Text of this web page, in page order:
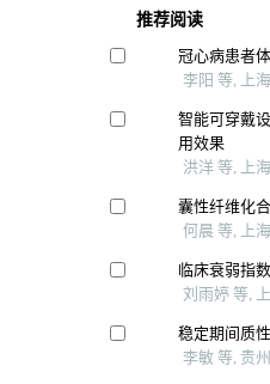
推荐阅读
冠心病患者
李阳 等, 上
智能可穿戴
用效果
洪洋 等, 上
囊性纤维化
何晨 等, 上
临床衰弱指
刘雨婷 等,
稳定期间质
李敏 等, 贵